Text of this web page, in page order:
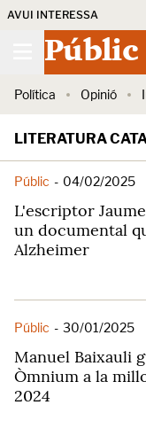
AVUI INTERESSA
Públic
Política Opinió
LITERATURA
Públic - 04/02/2025
L'escriptor
un documental
Alzheimer
Públic - 30/01/2025
Manuel Baixauli
Òmnium a la
2024